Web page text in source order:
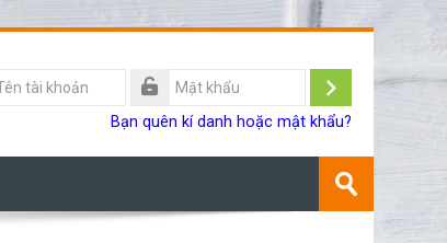
Đăng
Bạn quên kí danh hoặc mật khẩu?
khoá
Gửi